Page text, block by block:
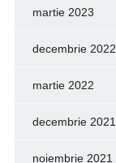
martie 2023
decembrie 2022
martie 2022
decembrie 2021
noiembrie 2021